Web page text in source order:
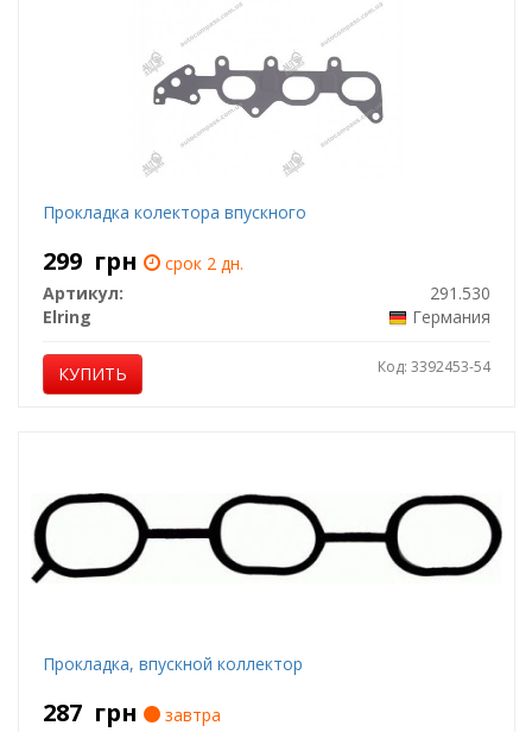
Прокладка колектора впускного
299 грн
срок 2 дн.
Артикул:
291.530
Elring
Германия
КУПИТЬ Код: 3392453-54
Прокладка, впускной коллектор
287 грн
завтра